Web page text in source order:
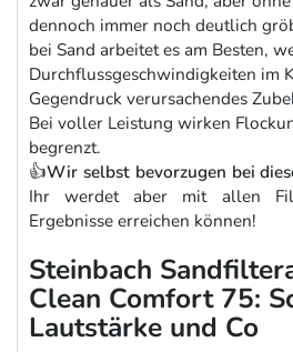
dennoch immer noch deutlich
bei Sand arbeitet es am Besten,
Durchflussgeschwindigkeiten im
Gegendruck verursachendes
Bei voller Leistung wirken
begrenzt.
👍Wir selbst bevorzugen bei
Ihr werdet aber mit allen
Ergebnisse erreichen können!
Steinbach
Clean Comfort 75:
Lautstärke und Co